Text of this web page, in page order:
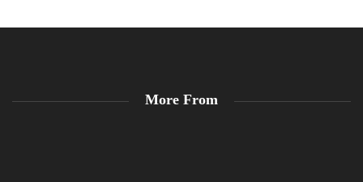
More From